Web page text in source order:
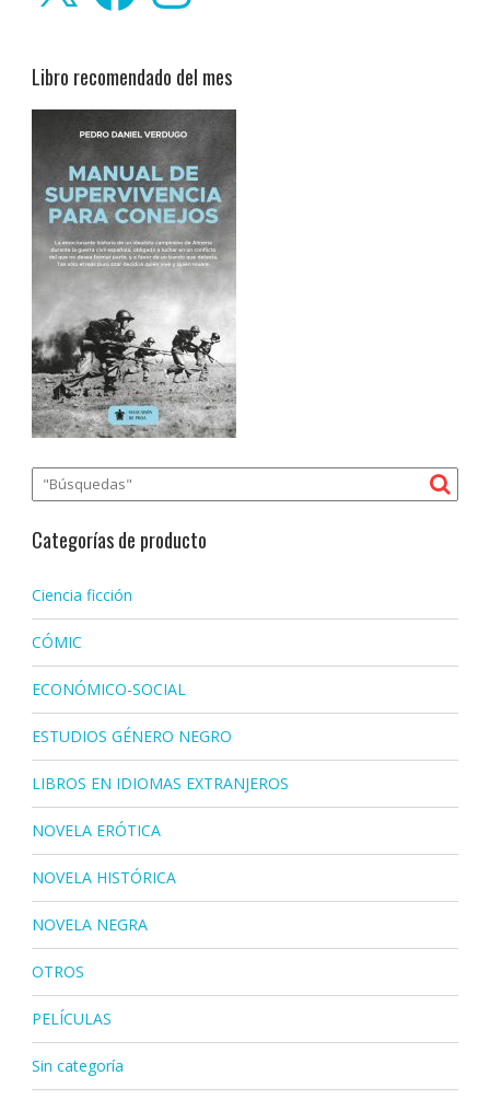
Libro recomendado del mes
Categorías de producto
Ciencia ficción
CÓMIC
ECONÓMICO-SOCIAL
ESTUDIOS GÉNERO NEGRO
LIBROS EN IDIOMAS EXTRANJEROS
NOVELA ERÓTICA
NOVELA HISTÓRICA
NOVELA NEGRA
OTROS
PELÍCULAS
Sin categoría